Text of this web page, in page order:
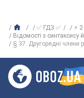
✅ ГДЗ ✅ ⚡
Відомості з синтаксису
§ 37. Другорядні члени